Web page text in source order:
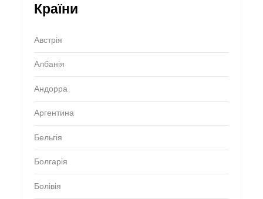
Країни
Австрія
Албанія
Андорра
Аргентина
Бельгія
Болгарія
Болівія